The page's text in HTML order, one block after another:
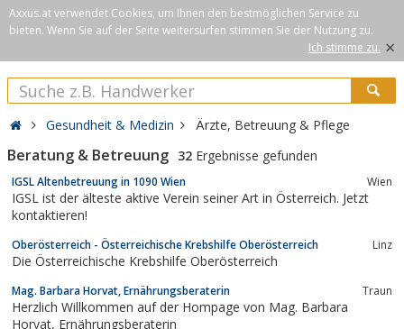
Axxus.at verwendet Cookies, um Ihnen den bestmöglichen Service zu
bieten. Wenn Sie auf der Seite weitersurfen stimmen Sie der Nutzung zu.
Ich stimme zu. ×
Gesundheit & Medizin Ärzte, Betreuung & Pflege
Beratung & Betreuung 32 Ergebnisse gefunden
IGSL Altenbetreuung in 1090 Wien Wien
IGSL ist der älteste aktive Verein seiner Art in Österreich. Jetzt
kontaktieren!
Oberösterreich - Österreichische Krebshilfe Oberösterreich Linz
Die Österreichische Krebshilfe Oberösterreich
Mag. Barbara Horvat, Ernährungsberaterin Traun
Herzlich Willkommen auf der Hompage von Mag. Barbara
Horvat, Ernährungsberaterin